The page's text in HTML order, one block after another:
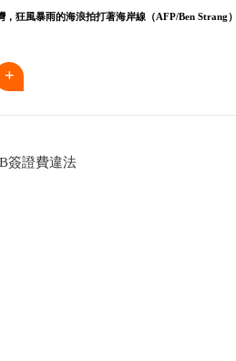
狂風暴雨的海浪拍打著海岸線（AFP/Ben Strang）
簽證費違法